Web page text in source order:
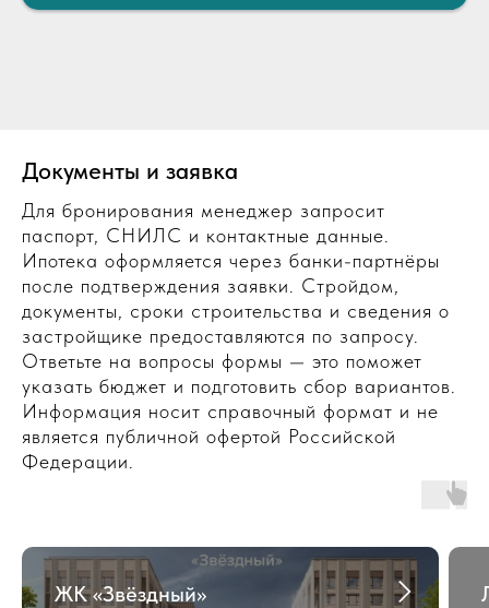
Документы и заявка
Для бронирования менеджер запросит
паспорт, СНИЛС и контактные данные.
Ипотека оформляется через банки-партнёры
после подтверждения заявки. Стройдом,
документы, сроки строительства и сведения о
застройщике предоставляются по запросу.
Ответьте на вопросы формы — это поможет
указать бюджет и подготовить сбор вариантов.
Информация носит справочный формат и не
является публичной офертой Российской
Федерации.
ЖК «Звёздный»